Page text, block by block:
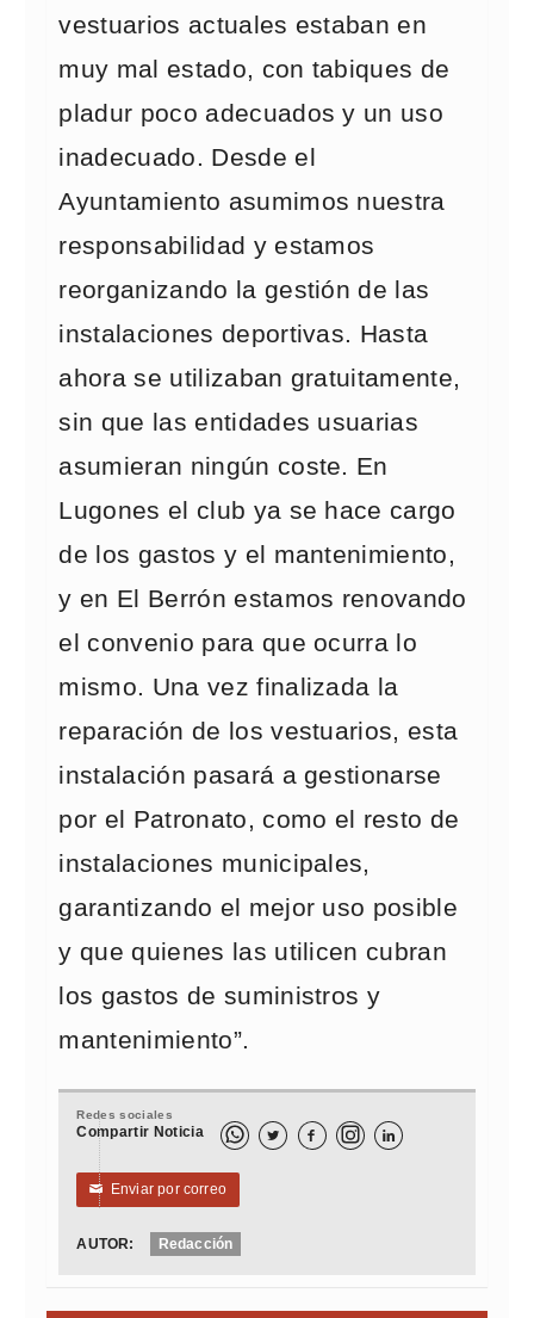
vestuarios actuales estaban en
muy mal estado, con tabiques de
pladur poco adecuados y un uso
inadecuado. Desde el
Ayuntamiento asumimos nuestra
responsabilidad y estamos
reorganizando la gestión de las
instalaciones deportivas. Hasta
ahora se utilizaban gratuitamente,
sin que las entidades usuarias
asumieran ningún coste. En
Lugones el club ya se hace cargo
de los gastos y el mantenimiento,
y en El Berrón estamos renovando
el convenio para que ocurra lo
mismo. Una vez finalizada la
reparación de los vestuarios, esta
instalación pasará a gestionarse
por el Patronato, como el resto de
instalaciones municipales,
garantizando el mejor uso posible
y que quienes las utilicen cubran
los gastos de suministros y
mantenimiento”.
Redes sociales
Compartir Noticia   
✉ Enviar por correo
AUTOR: Redacción